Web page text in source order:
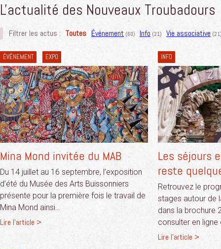
L'actualité des Nouveaux Troubadours
Filtrer les actus : Toutes Événement (60) Info (21) Vie associative
ÉVÉNEMENT EXPO
Mina Mond invitée du MAB
Du 14 juillet au 16 septembre, l’exposition
d’été du Musée des Arts Buissonniers
présente pour la première fois le travail de
Mina Mond ainsi…
Lire l'article >
INFO
Les séjours
reste
Retrouvez le
stages autour de
dans la brochure
consulter en
Lire l'article >